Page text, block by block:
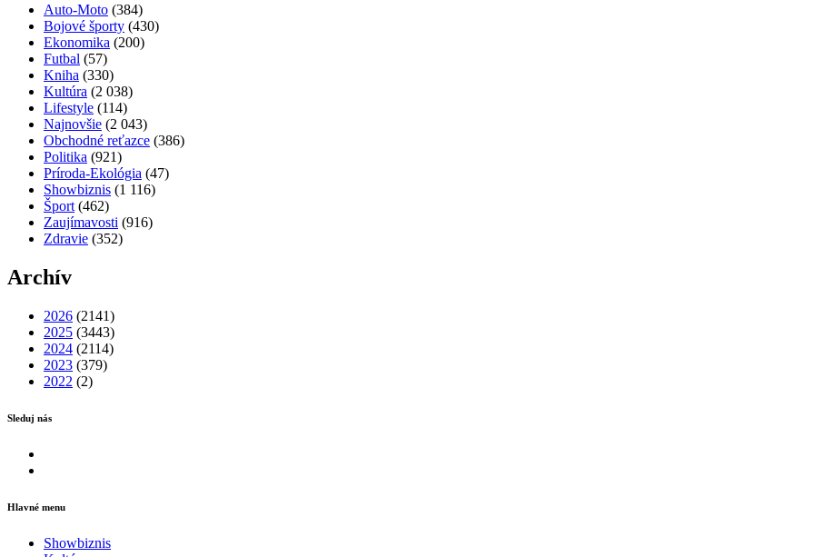
Auto-Moto (384)
Bojové športy (430)
Ekonomika (200)
Futbal (57)
Kniha (330)
Kultúra (2 038)
Lifestyle (114)
Najnovšie (2 043)
Obchodné reťazce (386)
Politika (921)
Príroda-Ekológia (47)
Showbiznis (1 116)
Šport (462)
Zaujímavosti (916)
Zdravie (352)
Archív
2026 (2141)
2025 (3443)
2024 (2114)
2023 (379)
2022 (2)
Sleduj nás
Hlavné menu
Showbiznis